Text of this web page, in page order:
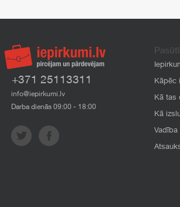
+371 25113311
info@iepirkumi.lv
Darba dienās 09:00 - 18:00
Kāpēc
Kā tas
Kā
Vadība